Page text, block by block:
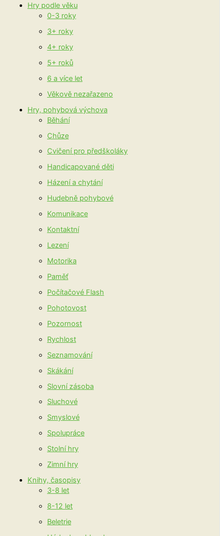
Hry podle věku
0-3 roky
3+ roky
4+ roky
5+ roků
6 a více let
Věkově nezařazeno
Hry, pohybová výchova
Běhání
Chůze
Cvičení pro předškoláky
Handicapované děti
Házení a chytání
Hudebně pohybové
Komunikace
Kontaktní
Lezení
Motorika
Paměť
Počítačové Flash
Pohotovost
Pozornost
Rychlost
Seznamování
Skákání
Slovní zásoba
Sluchové
Smyslové
Spolupráce
Stolní hry
Zimní hry
Knihy, časopisy
3-8 let
8-12 let
Beletrie